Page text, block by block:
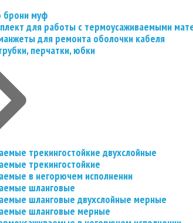
брони муф
для работы с термоусаживаемыми
для ремонта оболочки кабеля
перчатки, юбки
трекингостойкие двухслойные
трекингостойкие
в негорючем исполнении
шланговые
шланговые двухслойные мерные
шланговые мерные